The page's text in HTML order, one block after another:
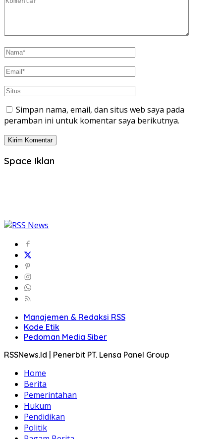
Simpan nama, email, dan situs web saya pada
peramban ini untuk komentar saya berikutnya.
Space Iklan
Manajemen & Redaksi RSS
Kode Etik
Pedoman Media Siber
RSSNews.Id | Penerbit PT. Lensa Panel Group
Home
Berita
Pemerintahan
Hukum
Pendidikan
Politik